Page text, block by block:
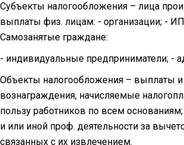
Субъекты налогообложения – лица
выплаты физ. лицам: - организации; -
Самозанятые граждане:
- индивидуальные предприниматели; -
Объекты налогообложения – выплаты
вознаграждения, начисляемые
пользу работников по всем
и или иной проф. деятельности за
связанных с их извлечением.